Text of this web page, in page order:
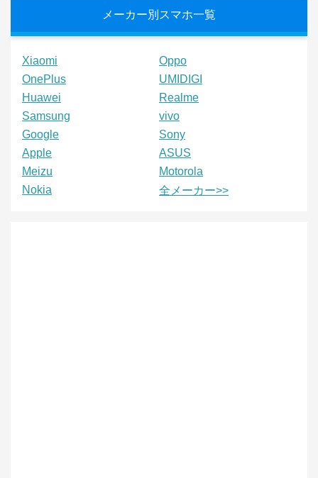
メーカー別スマホ一覧
Xiaomi
Oppo
OnePlus
UMIDIGI
Huawei
Realme
Samsung
vivo
Google
Sony
Apple
ASUS
Meizu
Motorola
Nokia
全メーカー>>